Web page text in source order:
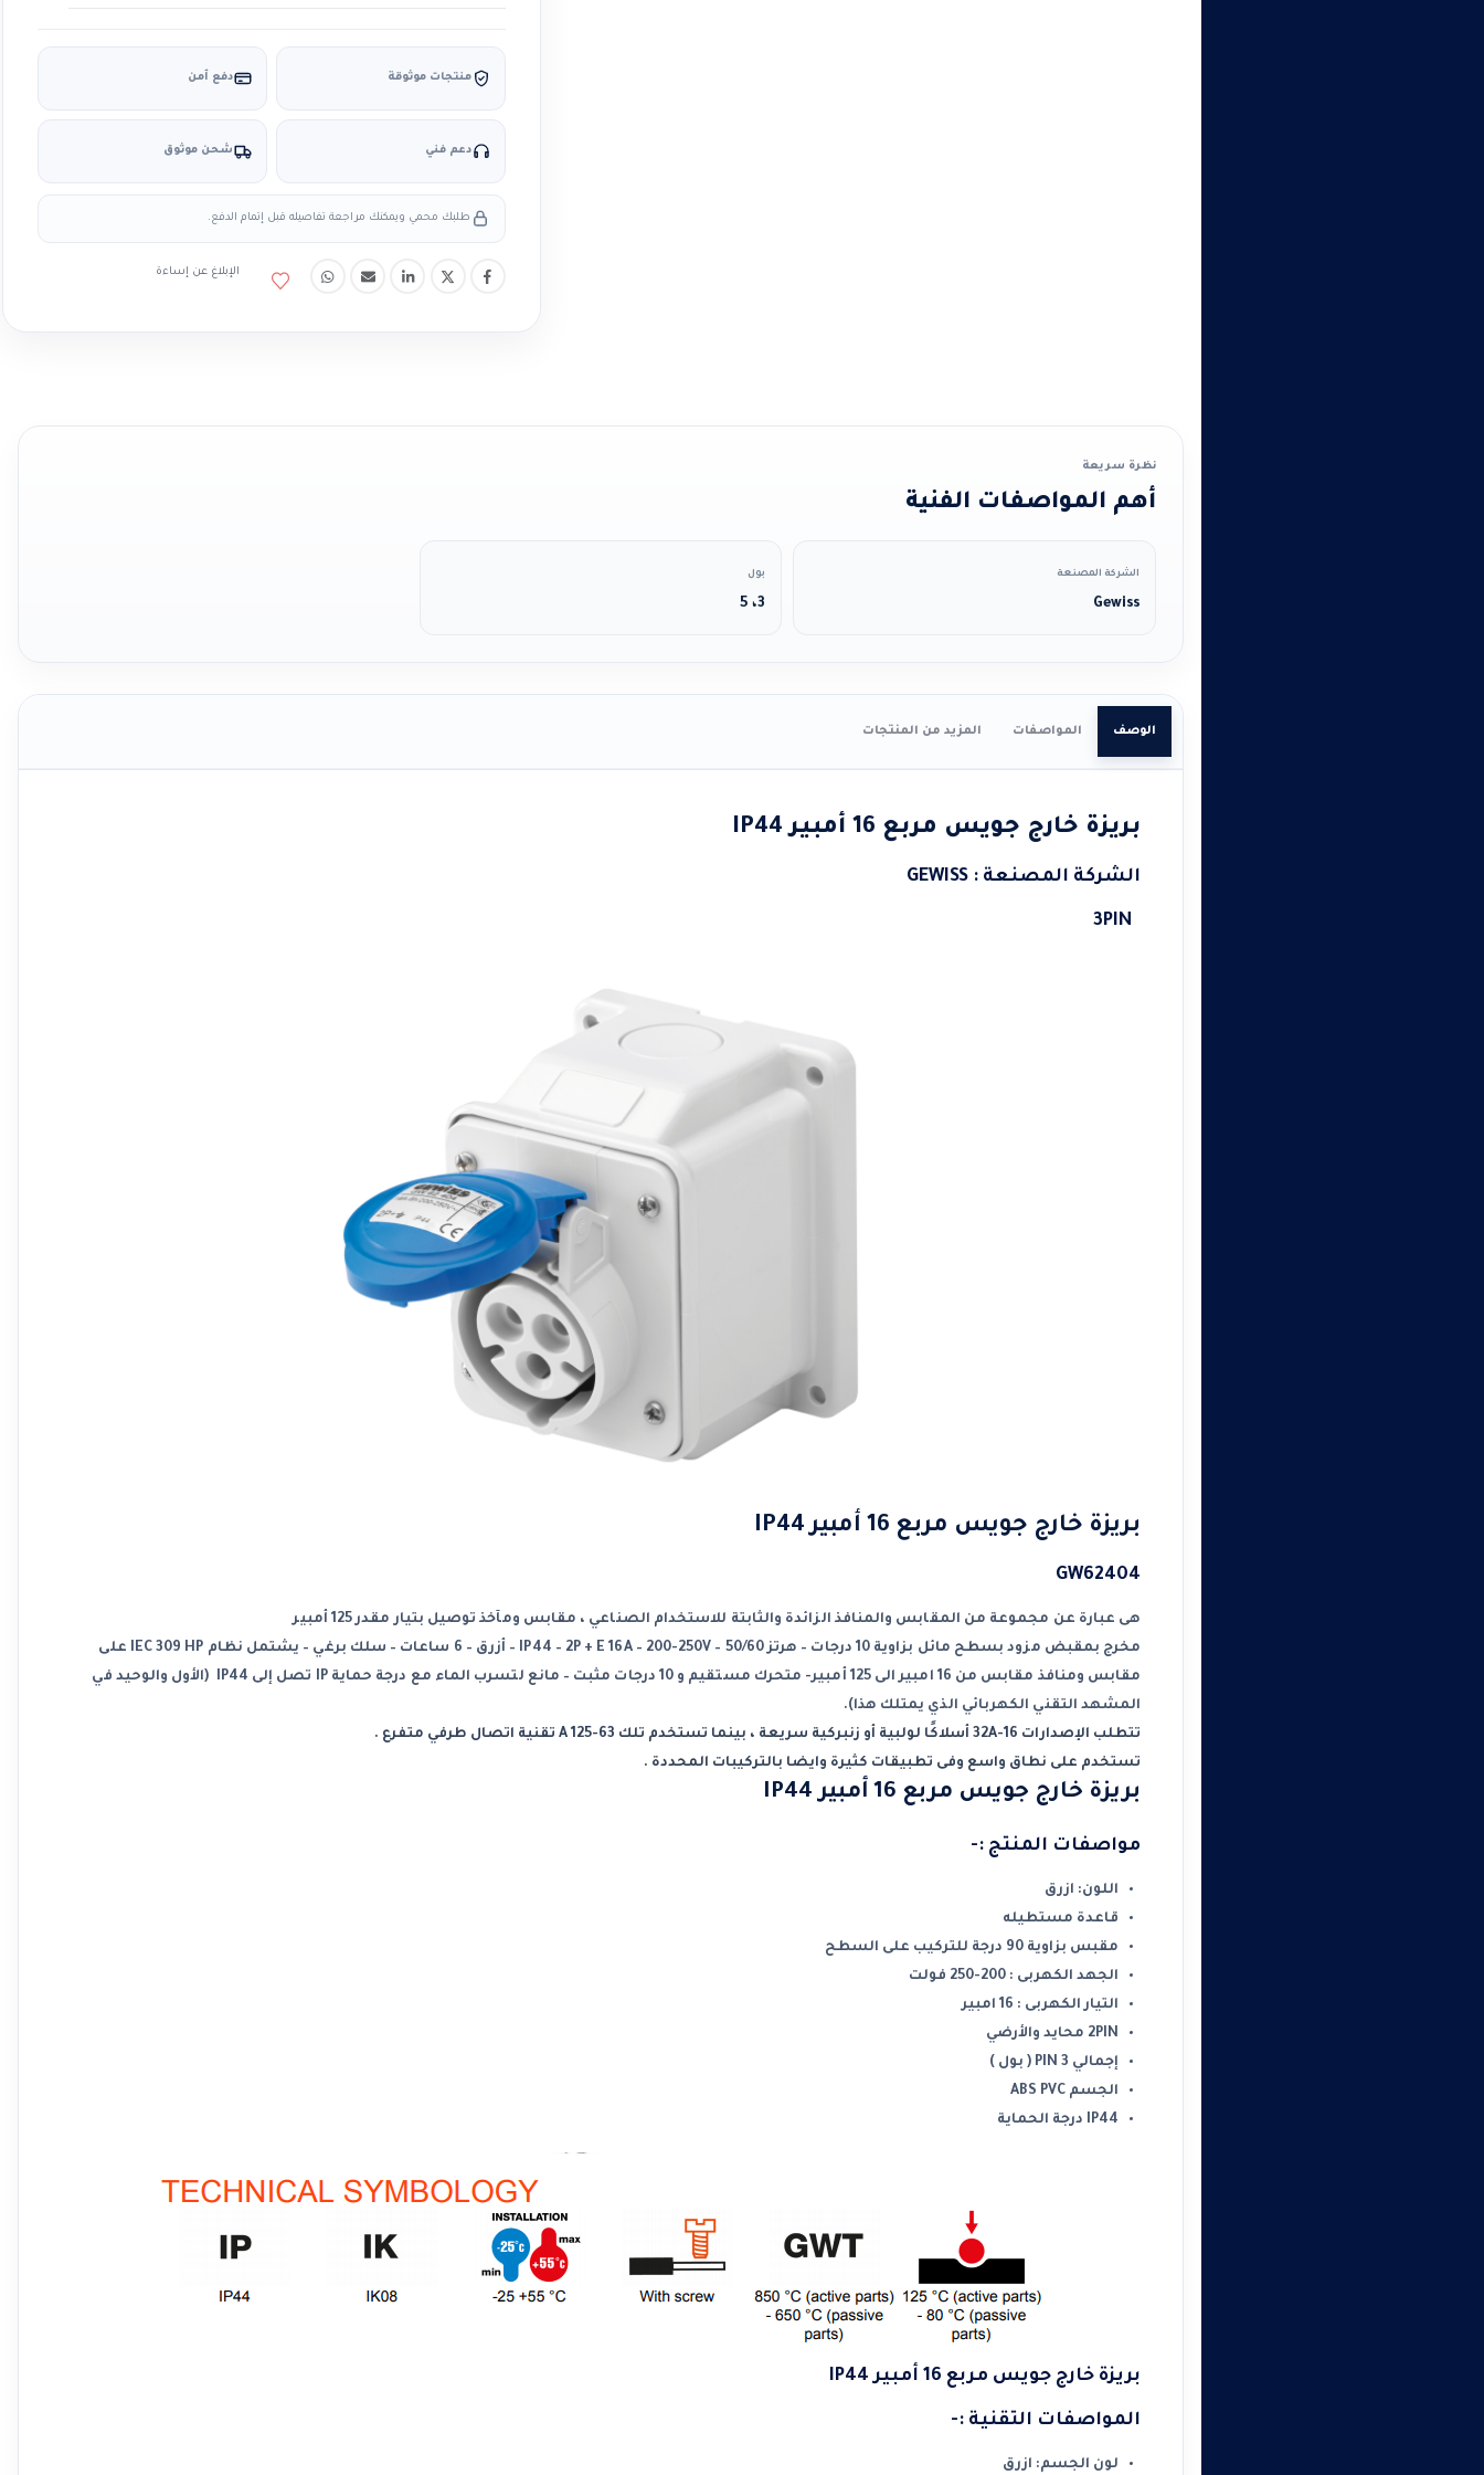
منتجات موثوقة دفع آمن
دعم فني شحن موثوق
طلبك محمي ويمكنك مراجعة تفاصيله قبل إتمام الدفع.
الإبلاغ عن إساءة
نظرة سريعة
أهم المواصفات الفنية
الشركة المصنعة
Gewiss
بول
3، 5
الوصف المواصفات المزيد من المنتجات
بريزة خارج جويس مربع 16 أمبير IP44
الشركة المصنعة : GEWISS
بريزة خارج جويس مربع 16 أمبير IP44
GW62404
هى عبارة عن مجموعة من المقابس والمنافذ الزائدة والثابتة للاستخدام الصناعي ، مقابس ومآخذ توصيل بتيار مقدر 125 أمبير
مخرج بمقبض مزود بسطح مائل بزاوية 10 درجات – هرتز IP44 – 2P + E 16A – 200-250V – 50/60 – أزرق – 6 ساعات – سلك برغي – يشتمل نظام IEC 309 HP على
مقابس ومنافذ مقابس من 16 امبير الى 125 أمبير- متحرك مستقيم و 10 درجات مثبت – مانع لتسرب الماء مع درجة حماية IP تصل إلى IP44 (الأول والوحيد في
المشهد التقني الكهربائي الذي يمتلك هذا).
تتطلب الإصدارات 16-32A أسلاكًا لولبية أو زنبركية سريعة ، بينما تستخدم تلك 63-125 A تقنية اتصال طرفي متفرع .
تستخدم على نطاق واسع وفى تطبيقات كثيرة وايضا بالتركيبات المحددة .
بريزة خارج جويس مربع 16 أمبير IP44
مواصفات المنتج :-
اللون: ازرق
قاعدة مستطيله
مقبس بزاوية 90 درجة للتركيب على السطح
الجهد الكهربى : 200-250 فولت
التيار الكهربى : 16 امبير
2PIN محايد والأرضي
إجمالي 3 PIN ( بول )
الجسم ABS PVC
IP44 درجة الحماية
بريزة خارج جويس مربع 16 أمبير IP44
المواصفات التقنية :-
لون الجسم: ازرق